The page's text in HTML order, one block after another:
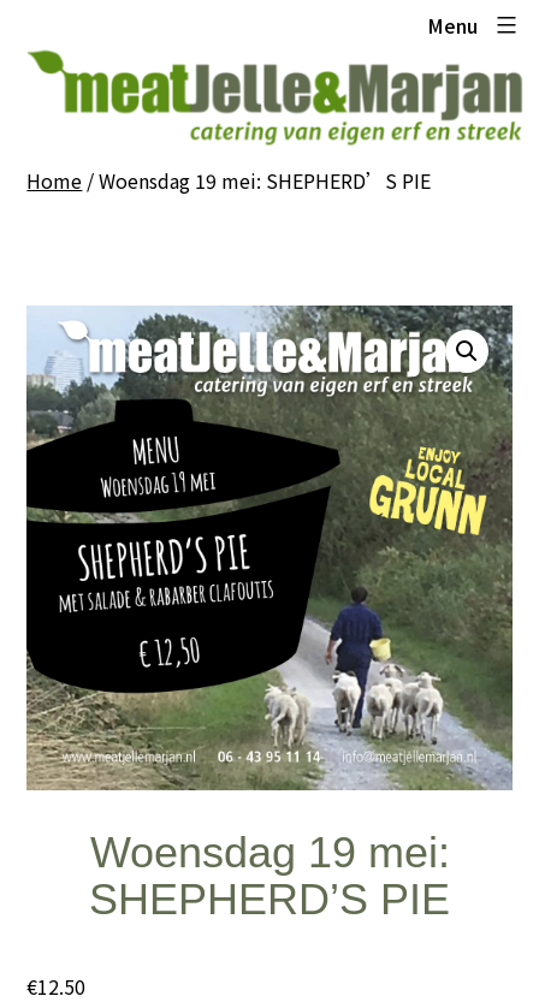
naarJelle
Menu
Home / Woensdag 19 mei: SHEPHERD’S PIE
Woensdag 19 mei:
SHEPHERD’S PIE
€12.50